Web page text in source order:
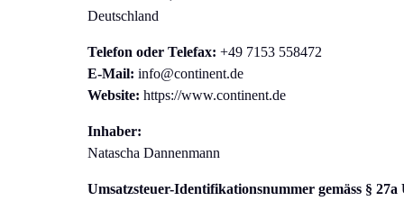
Deutschland
Telefon oder Telefax: +49 7153 558472
E-Mail: info@continent.de
Website: https://www.continent.de
Inhaber:
Natascha Dannenmann
Umsatzsteuer-Identifikationsnummer gemäss § 27a